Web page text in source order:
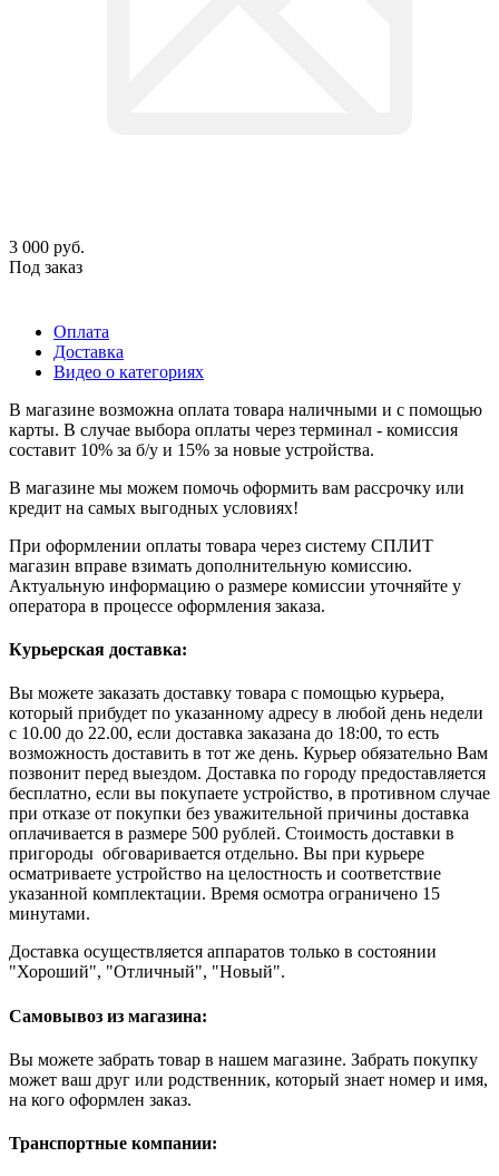
3 000 руб.
Под заказ
Оплата
Доставка
Видео о категориях
В магазине возможна оплата товара наличными и с помощью
карты. В случае выбора оплаты через терминал - комиссия
составит 10% за б/у и 15% за новые устройства.
В магазине мы можем помочь оформить вам рассрочку или
кредит на самых выгодных условиях!
При оформлении оплаты товара через систему СПЛИТ
магазин вправе взимать дополнительную комиссию.
Актуальную информацию о размере комиссии уточняйте у
оператора в процессе оформления заказа.
Курьерская доставка:
Вы можете заказать доставку товара с помощью курьера,
который прибудет по указанному адресу в любой день недели
с 10.00 до 22.00, если доставка заказана до 18:00, то есть
возможность доставить в тот же день. Курьер обязательно Вам
позвонит перед выездом. Доставка по городу предоставляется
бесплатно, если вы покупаете устройство, в противном случае
при отказе от покупки без уважительной причины доставка
оплачивается в размере 500 рублей. Стоимость доставки в
пригороды обговаривается отдельно. Вы при курьере
осматриваете устройство на целостность и соответствие
указанной комплектации. Время осмотра ограничено 15
минутами.
Доставка осуществляется аппаратов только в состоянии
"Хороший", "Отличный", "Новый".
Самовывоз из магазина:
Вы можете забрать товар в нашем магазине. Забрать покупку
может ваш друг или родственник, который знает номер и имя,
на кого оформлен заказ.
Транспортные компании: